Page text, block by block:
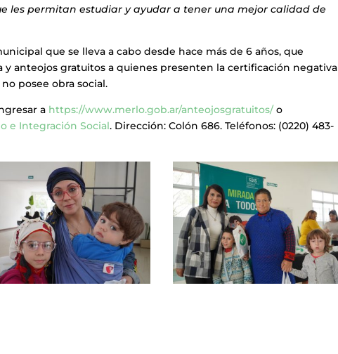
les permitan estudiar y ayudar a tener una mejor calidad de
que se lleva a cabo desde hace más de 6 años, que
anteojos gratuitos a quienes presenten la certificación negativa
posee obra social.
a https://www.merlo.gob.ar/anteojosgratuitos/o
e Integración Social. Dirección: Colón 686. Teléfonos: (0220) 483-